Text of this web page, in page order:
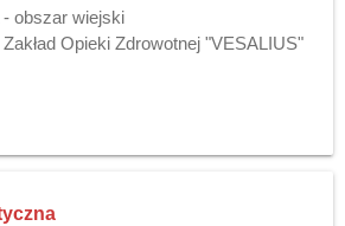
- obszar wiejski
Opieki Zdrowotnej "VESALIUS"